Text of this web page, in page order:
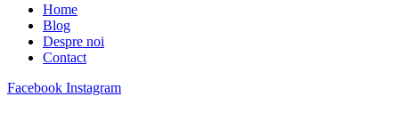
Home
Blog
Despre noi
Contact
Facebook Instagram